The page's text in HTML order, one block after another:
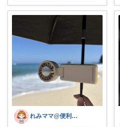
れみママ@便利雑貨¸¸kids